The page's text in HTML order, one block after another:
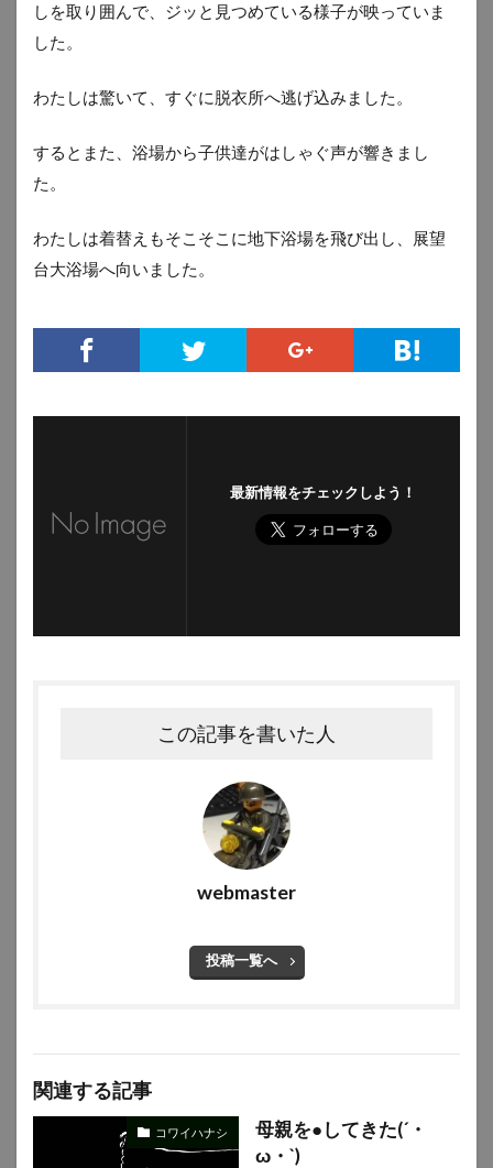
しを取り囲んで、ジッと見つめている様子が映っていま
した。
わたしは驚いて、すぐに脱衣所へ逃げ込みました。
するとまた、浴場から子供達がはしゃぐ声が響きまし
た。
わたしは着替えもそこそこに地下浴場を飛び出し、展望
台大浴場へ向いました。
最新情報をチェックしよう！
この記事を書いた人
webmaster
投稿一覧へ
関連する記事
コワイハナシ
母親を●してきた(´・
ω・`)